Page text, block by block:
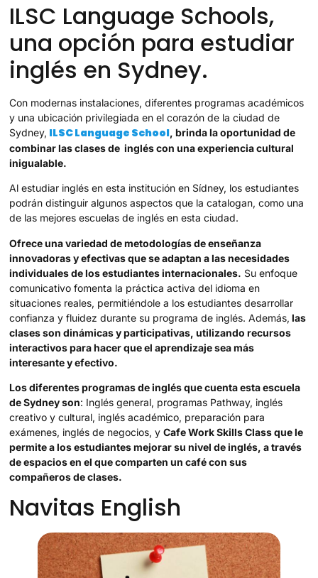
ILSC Language Schools,
una opción para estudiar
inglés en Sydney.
Con modernas instalaciones, diferentes programas académicos
y una ubicación privilegiada en el corazón de la ciudad de
Sydney, ILSC Language School, brinda la oportunidad de
combinar las clases de inglés con una experiencia cultural
inigualable.
Al estudiar inglés en esta institución en Sídney, los estudiantes
podrán distinguir algunos aspectos que la catalogan, como una
de las mejores escuelas de inglés en esta ciudad.
Ofrece una variedad de metodologías de enseñanza
innovadoras y efectivas que se adaptan a las necesidades
individuales de los estudiantes internacionales. Su enfoque
comunicativo fomenta la práctica activa del idioma en
situaciones reales, permitiéndole a los estudiantes desarrollar
confianza y fluidez durante su programa de inglés. Además, las
clases son dinámicas y participativas, utilizando recursos
interactivos para hacer que el aprendizaje sea más
interesante y efectivo.
Los diferentes programas de inglés que cuenta esta escuela
de Sydney son: Inglés general, programas Pathway, inglés
creativo y cultural, inglés académico, preparación para
exámenes, inglés de negocios, yCafe Work Skills Class que le
permite a los estudiantes mejorar su nivel de inglés, a través
de espacios en el que comparten un café con sus
compañeros de clases.
Navitas English